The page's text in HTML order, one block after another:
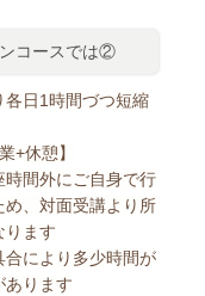
コースでは②
各日1時間づつ短縮
+休憩】
時間外にご自身で行
め、対面受講より所
ります
により多少時間が
あります